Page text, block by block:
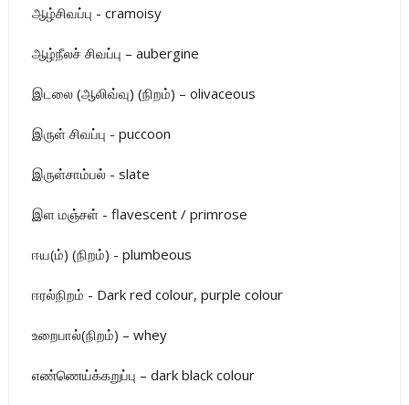
ஆழ்சிவப்பு - cramoisy
ஆழ்நீலச் சிவப்பு – aubergine
இடலை (ஆலிவ்வு) (நிறம்) – olivaceous
இருள் சிவப்பு - puccoon
இருள்சாம்பல் - slate
இள மஞ்சள் - flavescent / primrose
ஈய(ம்) (நிறம்) - plumbeous
ஈரல்நிறம் - Dark red colour, purple colour
உறைபால்(நிறம்) – whey
எண்ணெய்க்கறுப்பு – dark black colour